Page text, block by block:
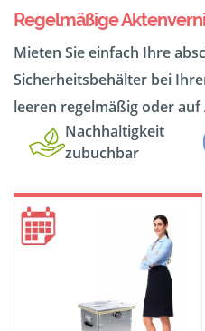
Regelmäßige
Mieten Sie einfach Ihre
Sicherheitsbehälter bei
leeren regelmäßig oder
Nachhaltigkeit
zubuchbar